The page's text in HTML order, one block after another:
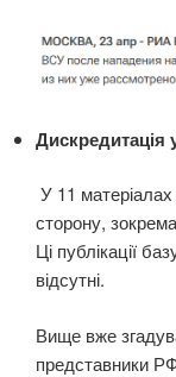
Дискредитація
У 11
сторону,
Ці публікації
відсутні.
Вище вже
представники